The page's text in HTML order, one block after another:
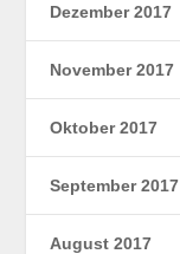
Dezember 2017
November 2017
Oktober 2017
September 2017
August 2017